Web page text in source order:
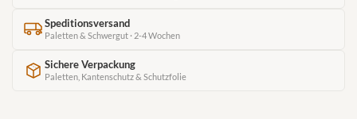
Speditionsversand
Paletten & Schwergut · 2-4 Wochen
Sichere Verpackung
Paletten, Kantenschutz & Schutzfolie